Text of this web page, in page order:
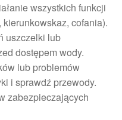
wszystkich funkcji
kierunkowskaz, cofania).
uszczelki lub
dostępem wody.
lub problemów
i sprawdź przewody.
zabezpieczających